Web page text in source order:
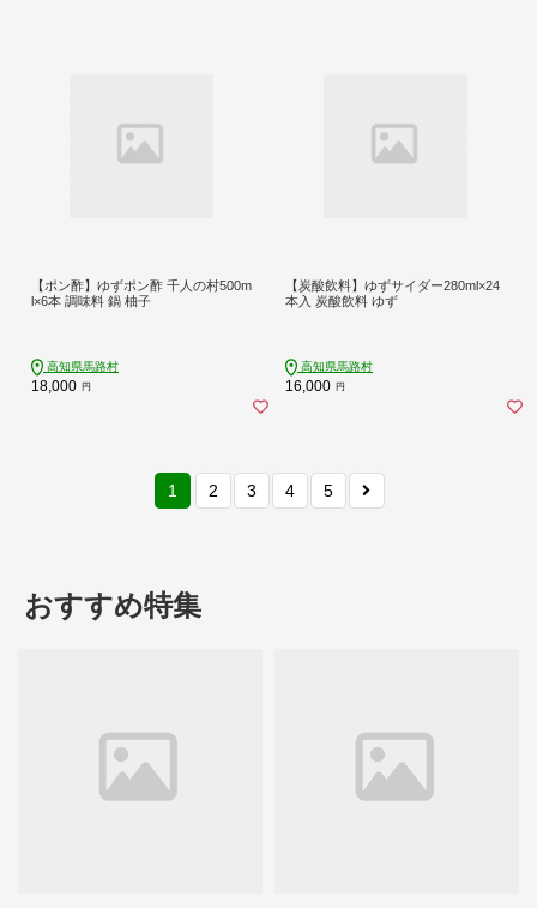
【ポン酢】ゆずポン酢 千人の村500m
l×6本 調味料 鍋 柚子
高知県馬路村
18,000 円
【炭酸飲料】ゆずサイダー280ml×24
本入 炭酸飲料 ゆず
高知県馬路村
16,000 円
1 2 3 4 5
おすすめ特集